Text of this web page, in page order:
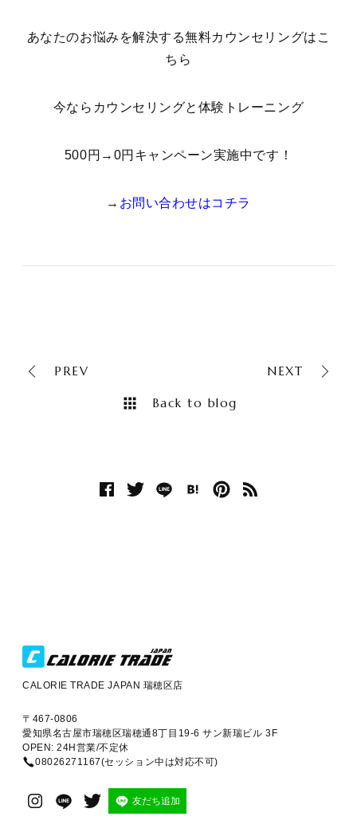
あなたのお悩みを解決する無料カウンセリングはこ
ちら
今ならカウンセリングと体験トレーニング
500円→0円キャンペーン実施中です！
→ お問い合わせはコチラ
PREV NEXT
Back to blog
CALORIE TRADE JAPAN 瑞穂区店
〒467-0806
愛知県名古屋市瑞穂区瑞穂通8丁目19-6 サン新瑞ビル 3F
OPEN: 24H営業/不定休
08026271167(セッション中は対応不可)
友だち追加